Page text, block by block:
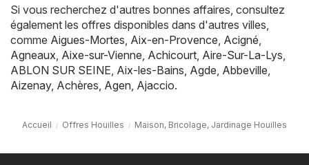
Si vous recherchez d'autres bonnes affaires, consultez
également les offres disponibles dans d'autres villes,
comme Aigues-Mortes, Aix-en-Provence, Acigné,
Agneaux, Aixe-sur-Vienne, Achicourt, Aire-Sur-La-Lys,
ABLON SUR SEINE, Aix-les-Bains, Agde, Abbeville,
Aizenay, Achères, Agen, Ajaccio.
Accueil Offres Houilles Maison, Bricolage, Jardinage Houilles